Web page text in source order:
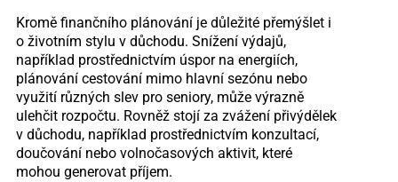
Kromě finančního plánování je důležité přemýšlet i
o životním stylu v důchodu. Snížení výdajů,
například prostřednictvím úspor na energiích,
plánování cestování mimo hlavní sezónu nebo
využití různých slev pro seniory, může výrazně
ulehčit rozpočtu. Rovněž stojí za zvážení přivýdělek
v důchodu, například prostřednictvím konzultací,
doučování nebo volnočasových aktivit, které
mohou generovat příjem.